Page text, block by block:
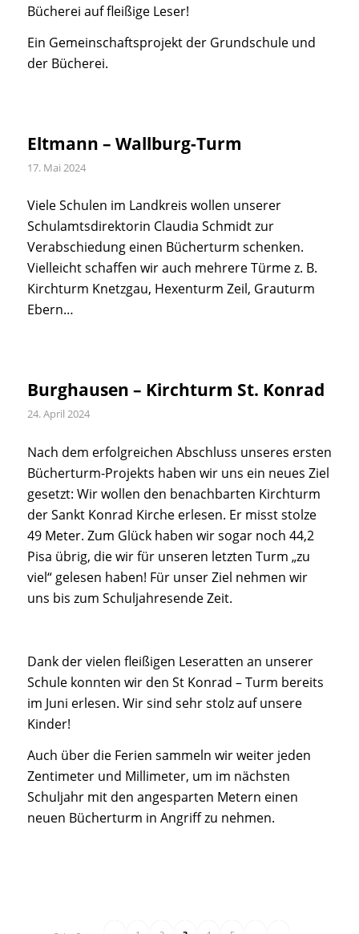
Bücherei auf fleißige Leser!
Ein Gemeinschaftsprojekt der Grundschule und
der Bücherei.
Eltmann – Wallburg-Turm
17. Mai 2024
Viele Schulen im Landkreis wollen unserer
Schulamtsdirektorin Claudia Schmidt zur
Verabschiedung einen Bücherturm schenken.
Vielleicht schaffen wir auch mehrere Türme z. B.
Kirchturm Knetzgau, Hexenturm Zeil, Grauturm
Ebern…
Burghausen – Kirchturm St. Konrad
24. April 2024
Nach dem erfolgreichen Abschluss unseres ersten
Bücherturm-Projekts haben wir uns ein neues Ziel
gesetzt: Wir wollen den benachbarten Kirchturm
der Sankt Konrad Kirche erlesen. Er misst stolze
49 Meter. Zum Glück haben wir sogar noch 44,2
Pisa übrig, die wir für unseren letzten Turm „zu
viel“ gelesen haben! Für unser Ziel nehmen wir
uns bis zum Schuljahresende Zeit.
Dank der vielen fleißigen Leseratten an unserer
Schule konnten wir den St Konrad – Turm bereits
im Juni erlesen. Wir sind sehr stolz auf unsere
Kinder!
Auch über die Ferien sammeln wir weiter jeden
Zentimeter und Millimeter, um im nächsten
Schuljahr mit den angesparten Metern einen
neuen Bücherturm in Angriff zu nehmen.